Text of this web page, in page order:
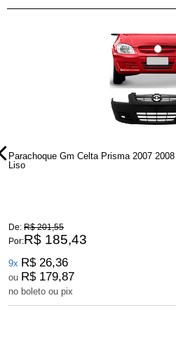
Parachoque Gm Celta Prisma 2007
Liso
De: R$ 201,55
Por:R$ 185,43
9x R$ 26,36
ou R$ 179,87
no boleto ou pix